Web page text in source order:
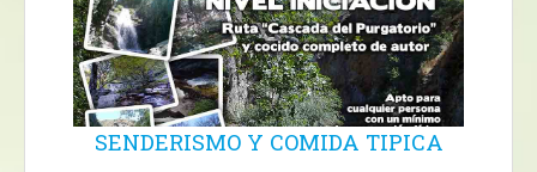
SENDERISMO Y COMIDA TIPICA